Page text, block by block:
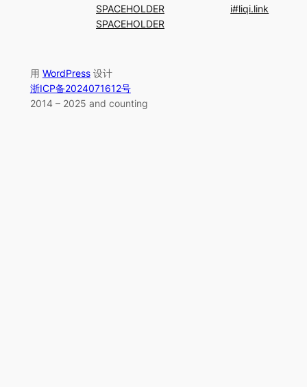
SPACEHOLDER
SPACEHOLDER
i#liqi.link
用 WordPress设计
浙ICP备2024071612号
2014 – 2025 and counting